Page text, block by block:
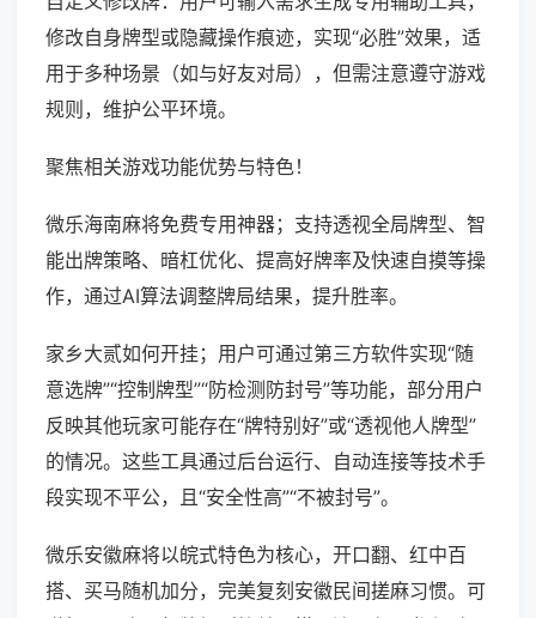
修改自身牌型或隐藏操作痕迹，实现“必胜”效果，适
用于多种场景（如与好友对局），但需注意遵守游戏
规则，维护公平环境。
聚焦相关游戏功能优势与特色！
微乐海南麻将免费专用神器；支持透视全局牌型、智
能出牌策略、暗杠优化、提高好牌率及快速自摸等操
作，通过AI算法调整牌局结果，提升胜率。
家乡大贰如何开挂；用户可通过第三方软件实现“随
意选牌”“控制牌型”“防检测防封号”等功能，部分用户
反映其他玩家可能存在“牌特别好”或“透视他人牌型”
的情况。这些工具通过后台运行、自动连接等技术手
段实现不平公，且“安全性高”“不被封号”。
微乐安徽麻将以皖式特色为核心，开口翻、红中百
搭、买马随机加分，完美复刻安徽民间搓麻习惯。可